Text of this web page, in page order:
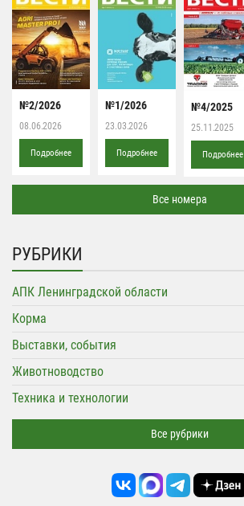
№2/2026
08.06.2026
Подробнее
№1/2026
23.03.2026
Подробнее
№4/2025
25.11.2025
Подробнее
Все номера
РУБРИКИ
АПК Ленинградской области
Корма
Выставки, события
Животноводство
Техника и технологии
Все рубрики